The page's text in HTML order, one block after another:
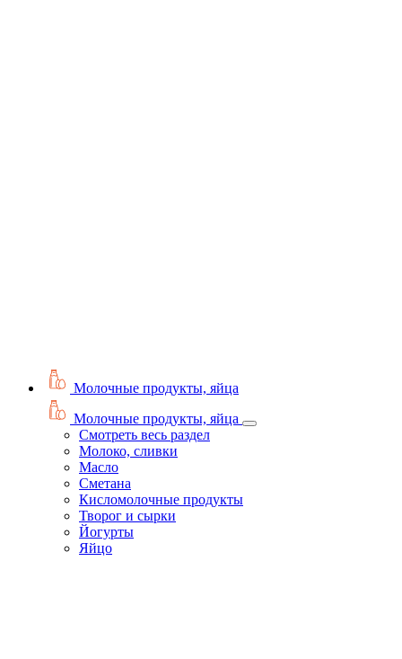
Молочные продукты, яйца
Молочные продукты, яйца
Смотреть весь раздел
Молоко, сливки
Масло
Сметана
Кисломолочные продукты
Творог и сырки
Йогурты
Яйцо